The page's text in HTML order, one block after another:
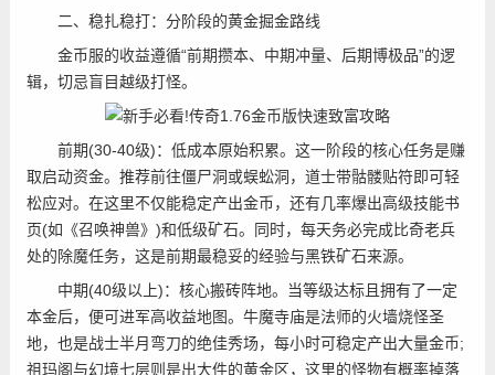
二、稳扎稳打：分阶段的黄金掘金路线
金币服的收益遵循“前期攒本、中期冲量、后期博极品”的逻
辑，切忌盲目越级打怪。
前期(30-40级)：低成本原始积累。这一阶段的核心任务是赚
取启动资金。推荐前往僵尸洞或蜈蚣洞，道士带骷髅贴符即可轻
松应对。在这里不仅能稳定产出金币，还有几率爆出高级技能书
页(如《召唤神兽》)和低级矿石。同时，每天务必完成比奇老兵
处的除魔任务，这是前期最稳妥的经验与黑铁矿石来源。
中期(40级以上)：核心搬砖阵地。当等级达标且拥有了一定
本金后，便可进军高收益地图。牛魔寺庙是法师的火墙烧怪圣
地，也是战士半月弯刀的绝佳秀场，每小时可稳定产出大量金币;
祖玛阁与幻境七层则是出大件的黄金区，这里的怪物有概率掉落